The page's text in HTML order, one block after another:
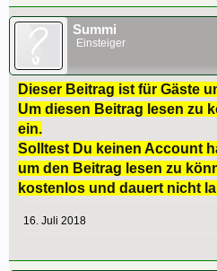
Summi
Einsteiger
Dieser Beitrag ist für Gäste
Um diesen Beitrag lesen zu
ein.
Solltest Du keinen Account
um den Beitrag lesen zu
kostenlos und dauert nicht
16. Juli 2018